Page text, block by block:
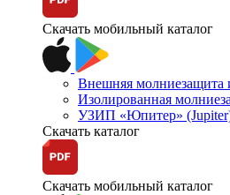
Скачать мобильный каталог
Внешняя молниезащита
Изолированная
УЗИП «Юпитер»
Скачать каталог
Скачать мобильный каталог